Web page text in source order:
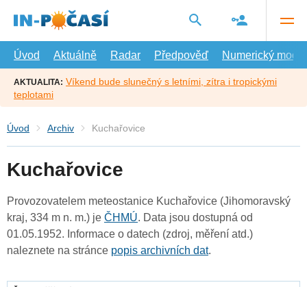
hlavní
Úvod
Aktuálně Radar Předpověď Numerický model
AKTUALITA: Víkend bude slunečný s letními, zítra i tropickými
teplotami
Úvod Archiv Kuchařovice
Kuchařovice
Provozovatelem meteostanice Kuchařovice (Jihomoravský
kraj, 334 m n. m.) je ČHMÚ. Data jsou dostupná od
01.05.1952. Informace o datech (zdroj, měření atd.)
naleznete na stránce popis archivních dat.